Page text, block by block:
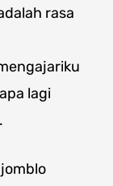
rasa
lagi